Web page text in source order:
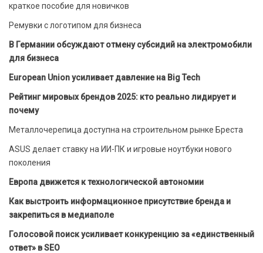
краткое пособие для новичков
Ремувки с логотипом для бизнеса
В Германии обсуждают отмену субсидий на электромобили
для бизнеса
European Union усиливает давление на Big Tech
Рейтинг мировых брендов 2025: кто реально лидирует и
почему
Металлочерепица доступна на строительном рынке Бреста
ASUS делает ставку на ИИ-ПК и игровые ноутбуки нового
поколения
Европа движется к технологической автономии
Как выстроить информационное присутствие бренда и
закрепиться в медиаполе
Голосовой поиск усиливает конкуренцию за «единственный
ответ» в SEO